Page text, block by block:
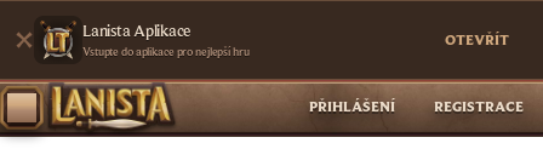
Lanista Aplikace
Vstupte do aplikace pro nejlepší hru
OTEVŘÍT
PŘIHLÁŠENÍ REGISTRACE